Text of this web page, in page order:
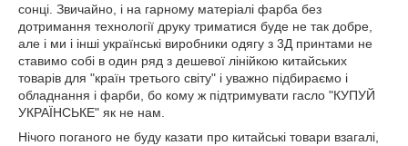
сонці. Звичайно, і на гарному матеріалі фарба без
дотримання технології друку триматися буде не так добре,
але і ми і інші українські виробники одягу з 3Д принтами не
ставимо собі в один ряд з дешевої лінійкою китайських
товарів для "країн третього світу" і уважно підбираємо і
обладнання і фарби, бо кому ж підтримувати гасло "КУПУЙ
УКРАЇНСЬКЕ" як не нам.
Нічого поганого не буду казати про китайські товари взагалі,